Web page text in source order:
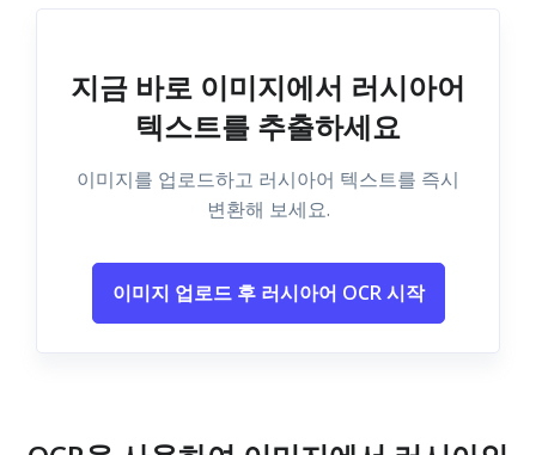
지금 바로 이미지에서 러시아어
텍스트를 추출하세요
이미지를 업로드하고 러시아어 텍스트를 즉시
변환해 보세요.
이미지 업로드 후 러시아어 OCR 시작